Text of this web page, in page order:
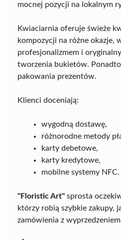
mocnej pozycji na lokalnym
Kwiaciarnia oferuje świeże
kompozycji na różne okazje,
profesjonalizmem i
tworzenia bukietów. Ponadto
pakowania prezentów.
Klienci doceniają:
wygodną dostawę,
różnorodne metody
karty debetowe,
karty kredytowe,
mobilne systemy NFC.
"Floristic Art" sprosta
którzy robią szybkie zakupy,
zamówienia z